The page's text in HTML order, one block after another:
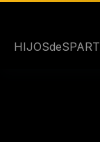
contenido